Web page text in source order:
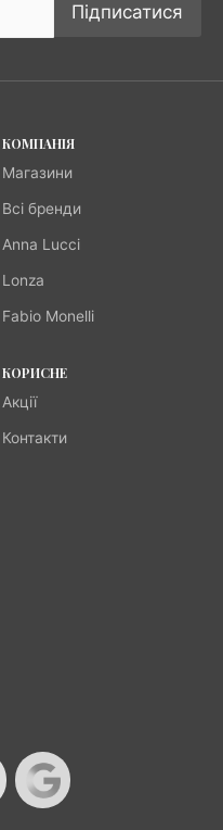
Підписатися
КОМПАНІЯ
Магазини
Всі бренди
Anna Lucci
Lonza
Fabio Monelli
КОРИСНЕ
Акції
Контакти